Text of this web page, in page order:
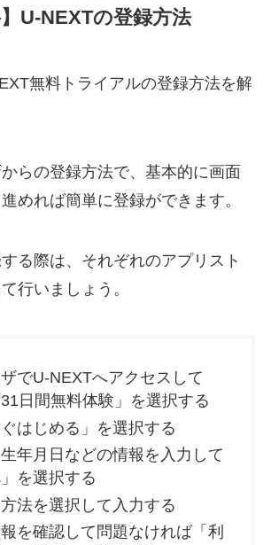
】U-NEXTの登録方法
無料トライアルの登録方法を解
らの登録方法で、基本的に画面
めれば簡単に登録ができます。
る際は、それぞれのアプリスト
行いましょう。
でU-NEXTへアクセスして
31日間無料体験」を選択する
ぐはじめる」を選択する
年月日などの情報を入力して
」を選択する
法を選択して入力する
を確認して問題なければ「利